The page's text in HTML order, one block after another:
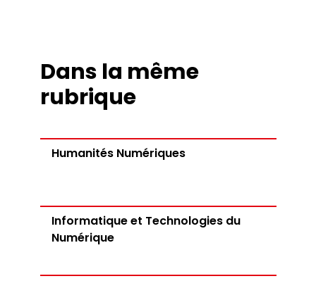
Dans la même
rubrique
Humanités Numériques
Informatique et Technologies du
Numérique